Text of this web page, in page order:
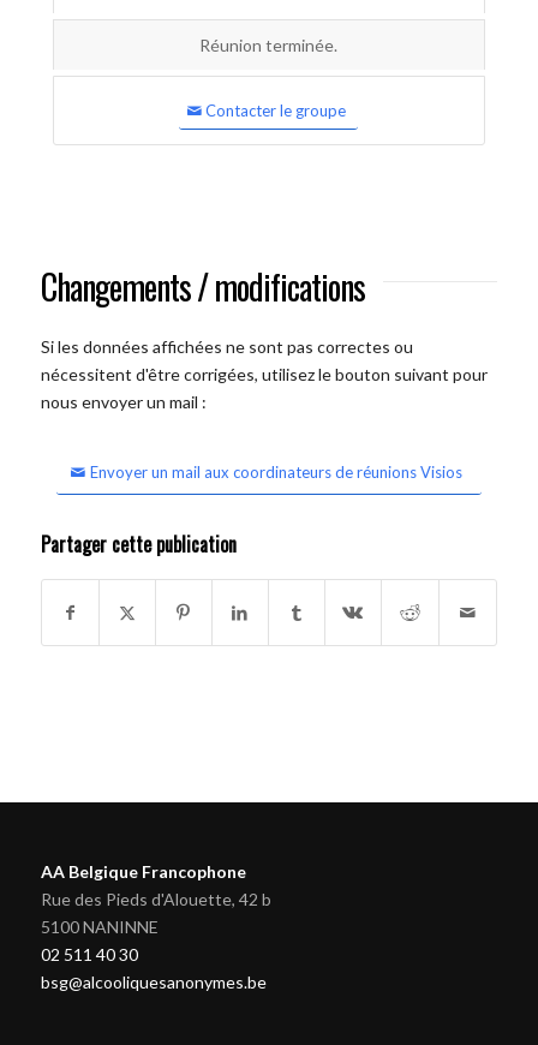
Réunion terminée.
Contacter le groupe
Changements / modifications
Si les données affichées ne sont pas correctes ou
nécessitent d'être corrigées, utilisez le bouton suivant pour
nous envoyer un mail :
Envoyer un mail aux coordinateurs de réunions Visios
Partager cette publication
AA Belgique Francophone
Rue des Pieds d'Alouette, 42 b
5100 NANINNE
02 511 40 30
bsg@alcooliquesanonymes.be